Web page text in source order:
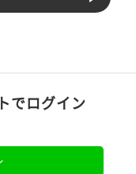
でログイン